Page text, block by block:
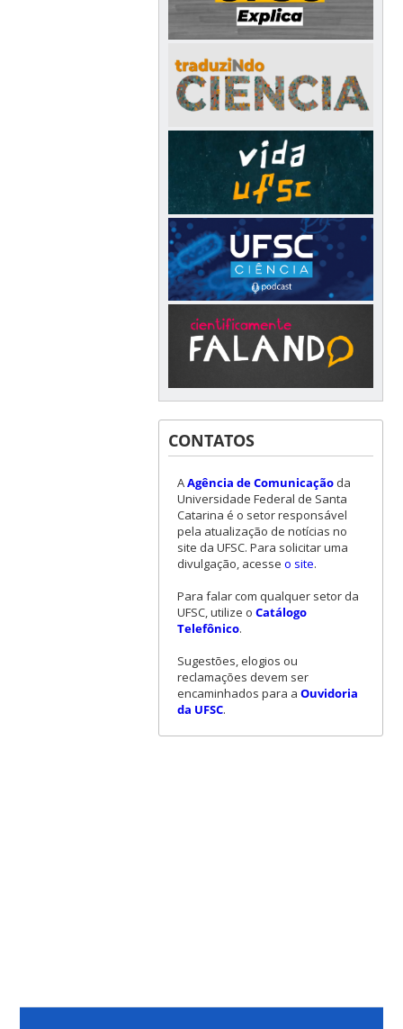
CONTATOS
AAgência de Comunicaçãoda
Universidade Federal de Santa
Catarina é o setor responsável
pela atualização de notícias no
site da UFSC. Para solicitar uma
divulgação, acesse o site.
Para falar com qualquer setor da
UFSC, utilize o Catálogo
Telefônico.
Sugestões, elogios ou
reclamações devem ser
encaminhados para a Ouvidoria
da UFSC.